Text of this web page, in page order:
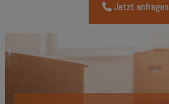
Jetzt anfragen